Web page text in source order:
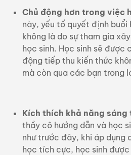
Chủ động hơn trong việc
này, yếu tố quyết định
không là do sự tham gia
học sinh. Học sinh sẽ được
động tiếp thu kiến thức
mà còn qua các bạn trong
Kích thích khả năng sáng
thầy cô hướng dẫn và học
như trước đây, khi áp dụng
học tích cực, học sinh